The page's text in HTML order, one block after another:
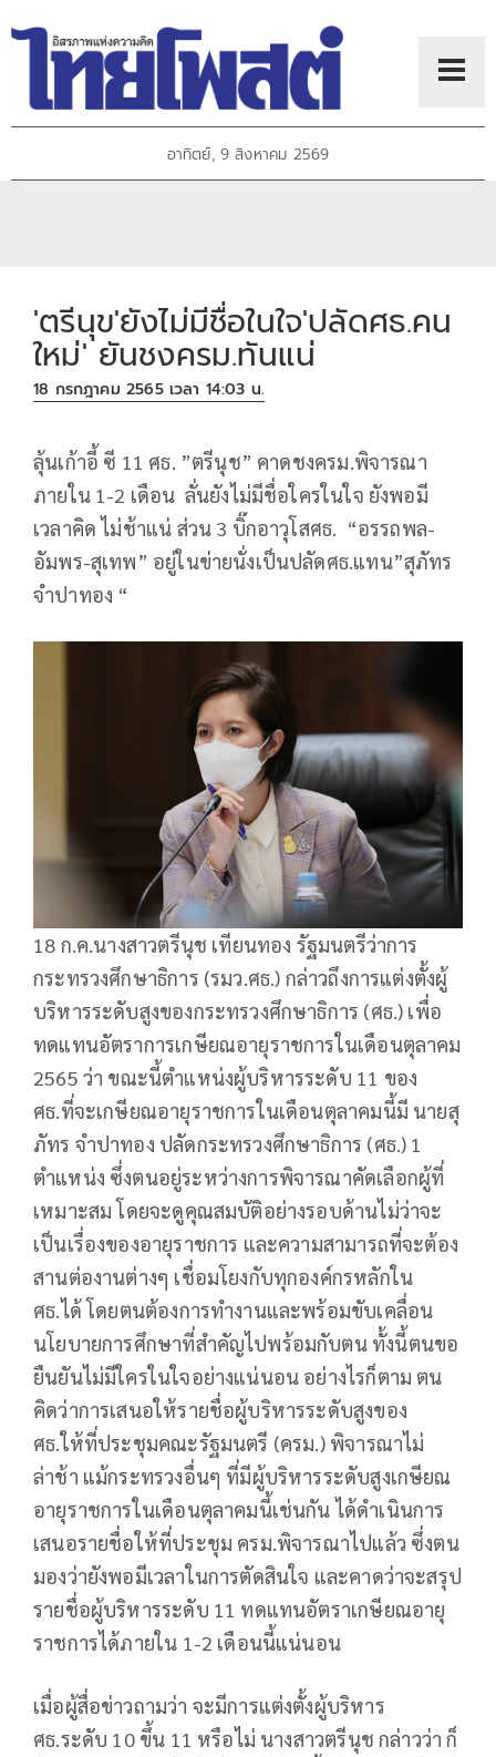
อาทิตย์, 9 สิงหาคม 2569
'ตรีนุข'ยังไม่มีชื่อในใจ'ปลัดศธ.คน
ใหม่' ยันชงครม.ทันแน่
18 กรกฎาคม 2565 เวลา 14:03 น.
ลุ้นเก้าอี้ ซี 11 ศธ. ”ตรีนุช” คาดชงครม.พิจารณา
ภายใน 1-2 เดือน ลั่นยังไม่มีชื่อใครในใจ ยังพอมี
เวลาคิด ไม่ช้าแน่ ส่วน 3 บิ๊กอาวุโสศธ. “อรรถพล-
อัมพร-สุเทพ” อยู่ในข่ายนั่งเป็นปลัดศธ.แทน”สุภัทร
จำปาทอง “
18 ก.ค.นางสาวตรีนุช เทียนทอง รัฐมนตรีว่าการ
กระทรวงศึกษาธิการ (รมว.ศธ.) กล่าวถึงการแต่งตั้งผู้
บริหารระดับสูงของกระทรวงศึกษาธิการ (ศธ.) เพื่อ
ทดแทนอัตราการเกษียณอายุราชการในเดือนตุลาคม
2565 ว่า ขณะนี้ตำแหน่งผู้บริหารระดับ 11 ของ
ศธ.ที่จะเกษียณอายุราชการในเดือนตุลาคมนี้มี นายสุ
ภัทร จำปาทอง ปลัดกระทรวงศึกษาธิการ (ศธ.) 1
ตำแหน่ง ซึ่งตนอยู่ระหว่างการพิจารณาคัดเลือกผู้ที่
เหมาะสม โดยจะดูคุณสมบัติอย่างรอบด้านไม่ว่าจะ
เป็นเรื่องของอายุราชการ และความสามารถที่จะต้อง
สานต่องานต่างๆ เชื่อมโยงกับทุกองค์กรหลักใน
ศธ.ได้ โดยตนต้องการทำงานและพร้อมขับเคลื่อน
นโยบายการศึกษาที่สำคัญไปพร้อมกับตน ทั้งนี้ตนขอ
ยืนยันไม่มีใครในใจอย่างแน่นอน อย่างไรก็ตาม ตน
คิดว่าการเสนอให้รายชื่อผู้บริหารระดับสูงของ
ศธ.ให้ที่ประชุมคณะรัฐมนตรี (ครม.) พิจารณาไม่
ล่าช้า แม้กระทรวงอื่นๆ ที่มีผู้บริหารระดับสูงเกษียณ
อายุราชการในเดือนตุลาคมนี้เช่นกัน ได้ดำเนินการ
เสนอรายชื่อให้ที่ประชุม ครม.พิจารณาไปแล้ว ซึ่งตน
มองว่ายังพอมีเวลาในการตัดสินใจ และคาดว่าจะสรุป
รายชื่อผู้บริหารระดับ 11 ทดแทนอัตราเกษียณอายุ
ราชการได้ภายใน 1-2 เดือนนี้แน่นอน
เมื่อผู้สื่อข่าวถามว่า จะมีการแต่งตั้งผู้บริหาร
ศธ.ระดับ 10 ขึ้น 11 หรือไม่ นางสาวตรีนุช กล่าวว่า ก็